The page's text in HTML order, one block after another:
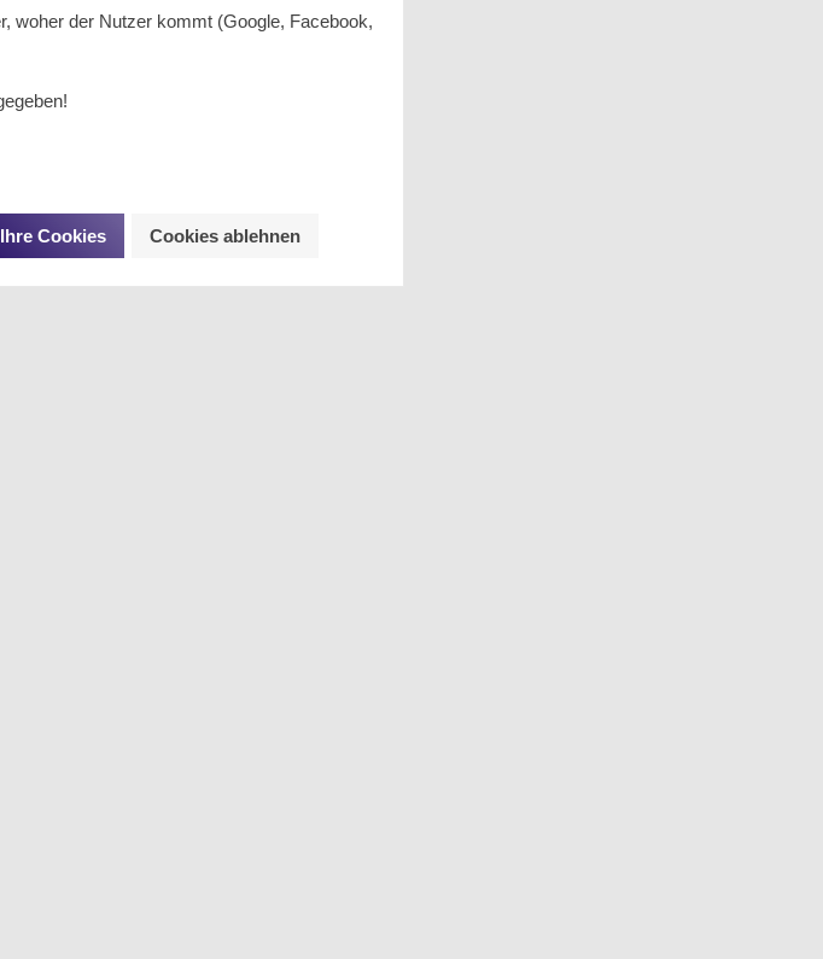
Lokomotive eingebaut ist
woher der Nutzer kommt (Google, Facebook,
Cookies Cookies ablehnen